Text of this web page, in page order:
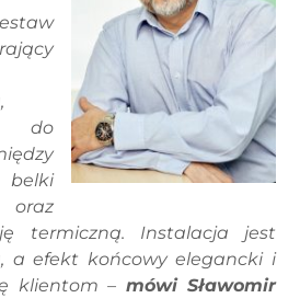
do
termiczną. Instalacja jest
a efekt końcowy elegancki i
klientom – mówi Sławomir